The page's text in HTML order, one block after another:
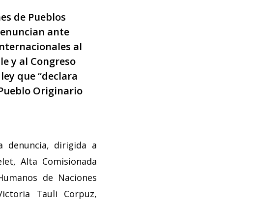
de Pueblos
ante
al
y al Congreso
que “declara
Originario
denuncia, dirigida a
Alta Comisionada
de Naciones
Tauli Corpuz,